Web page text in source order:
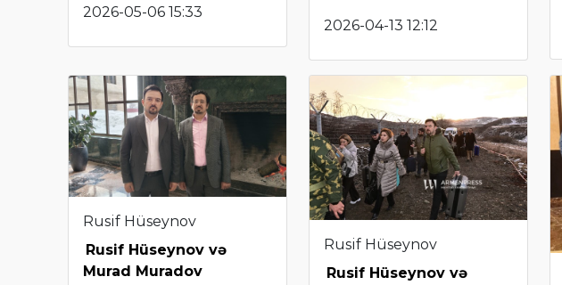
2026-05-06 15:33
2026-04-13 12:12
Rusif Hüseynov
Rusif Hüseynov və
Murad Muradov
Rusif Hüseynov
Rusif Hüseynov və